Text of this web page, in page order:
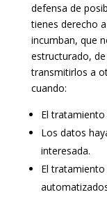
defensa de
tienes derecho
incumban, que
estructurado,
transmitirlos a
cuando:
El
Los datos
interesada.
El